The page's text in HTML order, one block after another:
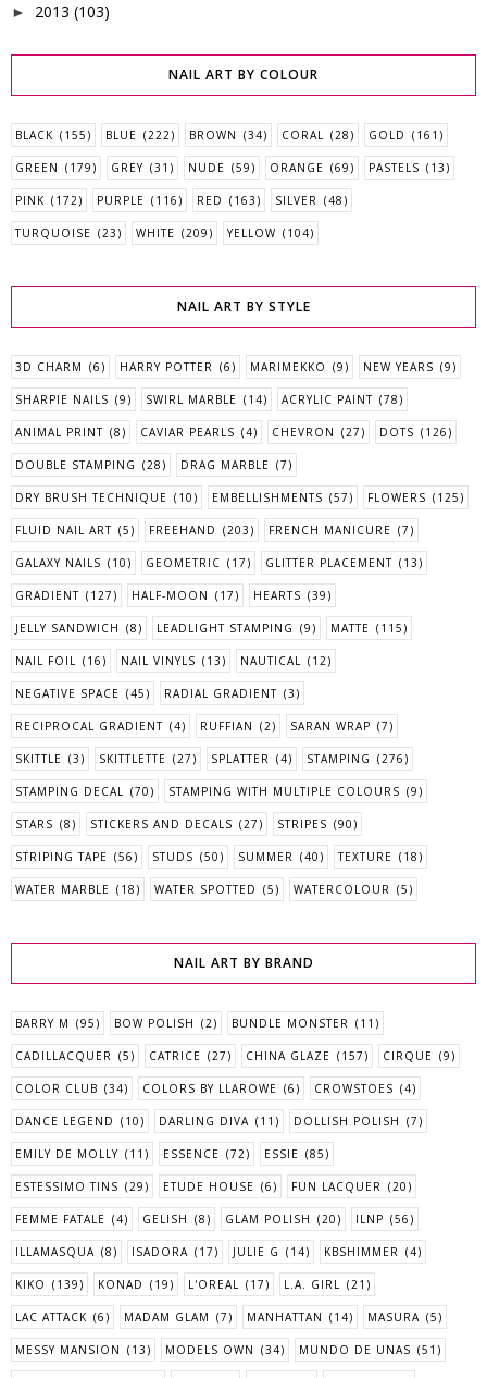
► 2013 (103)
NAIL ART BY COLOUR
BLACK (155) BLUE (222) BROWN (34) CORAL (28) GOLD (161)
GREEN (179) GREY (31) NUDE (59) ORANGE (69) PASTELS (13)
PINK (172) PURPLE (116) RED (163) SILVER (48)
TURQUOISE (23) WHITE (209) YELLOW (104)
NAIL ART BY STYLE
3D CHARM (6) HARRY POTTER (6) MARIMEKKO (9) NEW YEARS (9)
SHARPIE NAILS (9) SWIRL MARBLE (14) ACRYLIC PAINT (78)
ANIMAL PRINT (8) CAVIAR PEARLS (4) CHEVRON (27) DOTS (126)
DOUBLE STAMPING (28) DRAG MARBLE (7)
DRY BRUSH TECHNIQUE (10) EMBELLISHMENTS (57) FLOWERS (125)
FLUID NAIL ART (5) FREEHAND (203) FRENCH MANICURE (7)
GALAXY NAILS (10) GEOMETRIC (17) GLITTER PLACEMENT (13)
GRADIENT (127) HALF-MOON (17) HEARTS (39)
JELLY SANDWICH (8) LEADLIGHT STAMPING (9) MATTE (115)
NAIL FOIL (16) NAIL VINYLS (13) NAUTICAL (12)
NEGATIVE SPACE (45) RADIAL GRADIENT (3)
RECIPROCAL GRADIENT (4) RUFFIAN (2) SARAN WRAP (7)
SKITTLE (3) SKITTLETTE (27) SPLATTER (4) STAMPING (276)
STAMPING DECAL (70) STAMPING WITH MULTIPLE COLOURS (9)
STARS (8) STICKERS AND DECALS (27) STRIPES (90)
STRIPING TAPE (56) STUDS (50) SUMMER (40) TEXTURE (18)
WATER MARBLE (18) WATER SPOTTED (5) WATERCOLOUR (5)
NAIL ART BY BRAND
BARRY M (95) BOW POLISH (2) BUNDLE MONSTER (11)
CADILLACQUER (5) CATRICE (27) CHINA GLAZE (157) CIRQUE (9)
COLOR CLUB (34) COLORS BY LLAROWE (6) CROWSTOES (4)
DANCE LEGEND (10) DARLING DIVA (11) DOLLISH POLISH (7)
EMILY DE MOLLY (11) ESSENCE (72) ESSIE (85)
ESTESSIMO TINS (29) ETUDE HOUSE (6) FUN LACQUER (20)
FEMME FATALE (4) GELISH (8) GLAM POLISH (20) ILNP (56)
ILLAMASQUA (8) ISADORA (17) JULIE G (14) KBSHIMMER (4)
KIKO (139) KONAD (19) L'OREAL (17) L.A. GIRL (21)
LAC ATTACK (6) MADAM GLAM (7) MANHATTAN (14) MASURA (5)
MESSY MANSION (13) MODELS OWN (34) MUNDO DE UNAS (51)